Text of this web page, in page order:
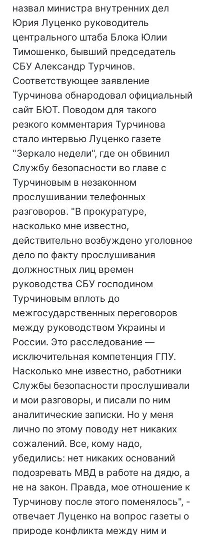
назвал министра внутренних дел
Юрия Луценко руководитель
центрального штаба Блока Юлии
Тимошенко, бывший председатель
СБУ Александр Турчинов.
Соответствующее заявление
Турчинова обнародовал официальный
сайт БЮТ. Поводом для такого
резкого комментария Турчинова
стало интервью Луценко газете
"Зеркало недели", где он обвинил
Службу безопасности во главе с
Турчиновым в незаконном
прослушивании телефонных
разговоров. "В прокуратуре,
насколько мне известно,
действительно возбуждено уголовное
дело по факту прослушивания
должностных лиц времен
руководства СБУ господином
Турчиновым вплоть до
межгосударственных переговоров
между руководством Украины и
России. Это расследование —
исключительная компетенция ГПУ.
Насколько мне известно, работники
Службы безопасности прослушивали
и мои разговоры, и писали по ним
аналитические записки. Но у меня
лично по этому поводу нет никаких
сожалений. Все, кому надо,
убедились: нет никаких оснований
подозревать МВД в работе на дядю, а
не на закон. Правда, мое отношение к
Турчинову после этого поменялось", -
отвечает Луценко на вопрос газеты о
природе конфликта между ним и